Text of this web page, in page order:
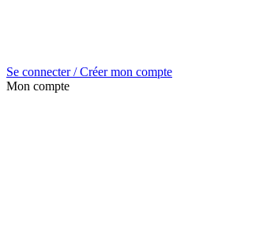
Se connecter / Créer mon compte
Mon compte